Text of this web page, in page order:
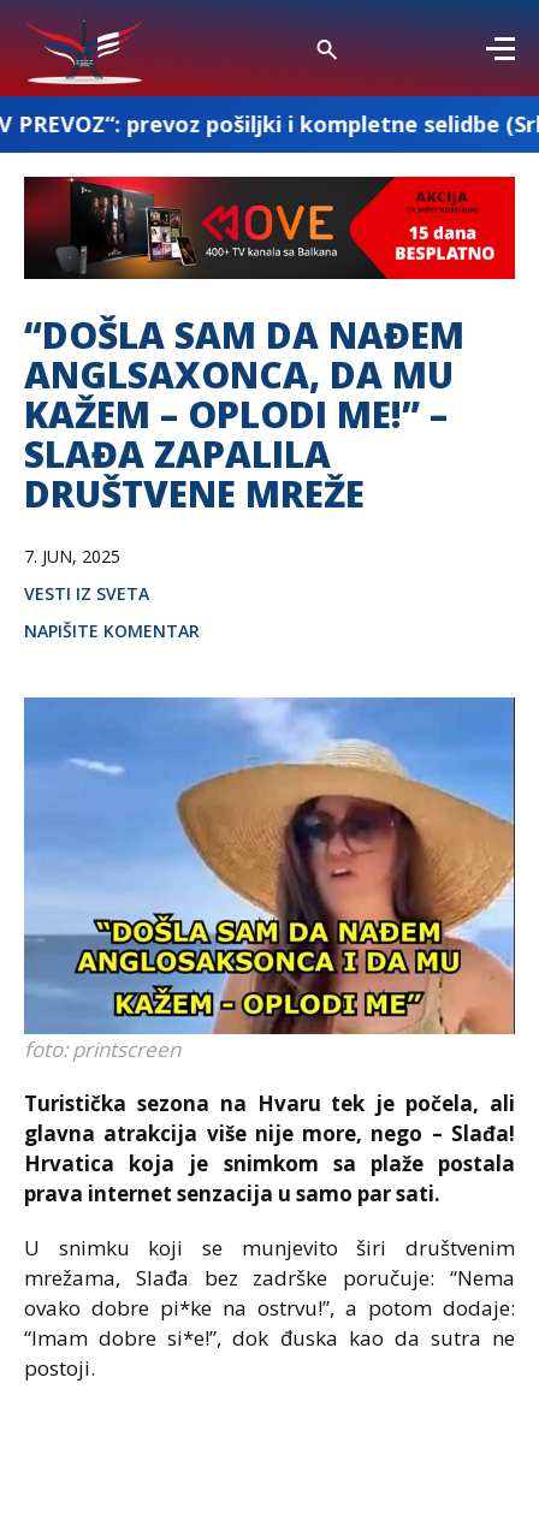
prevoz pošiljki i kompletne selidbe (Srbija-
“DOŠLA SAM DA NAĐEM
ANGLSAXONCA, DA MU
KAŽEM – OPLODI ME!” –
SLAĐA ZAPALILA
DRUŠTVENE MREŽE
7. JUN, 2025
VESTI IZ SVETA
NAPIŠITE KOMENTAR
foto: printscreen
Turistička sezona na Hvaru tek je počela, ali
glavna atrakcija više nije more, nego – Slađa!
Hrvatica koja je snimkom sa plaže postala
prava internet senzacija u samo par sati.
U snimku koji se munjevito širi društvenim
mrežama, Slađa bez zadrške poručuje: “Nema
ovako dobre pi*ke na ostrvu!”, a potom dodaje:
“Imam dobre si*e!”, dok đuska kao da sutra ne
postoji.